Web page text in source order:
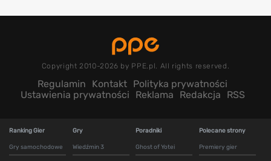
Copyright 2010-2026 by PPE.pl. All rights reserved.
Regulamin Kontakt Polityka prywatności
Ustawienia prywatności
Reklama Redakcja RSS
Ranking Gier
Gry samochodowe
Gry
Wiedźmin 3
Poradniki
Ghost of Yotei
Polecane strony
Premiery gier